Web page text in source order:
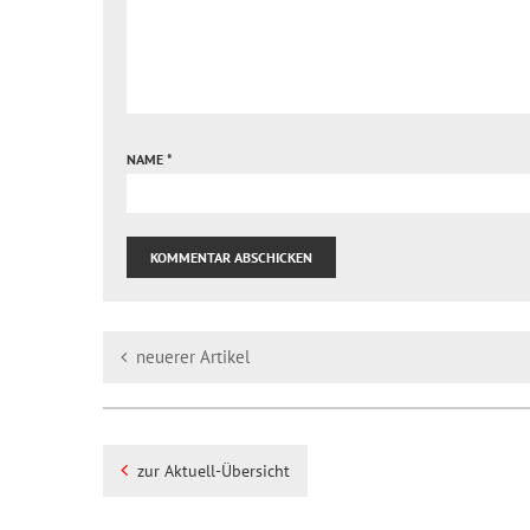
NAME *
neuerer Artikel
zur Aktuell-Übersicht